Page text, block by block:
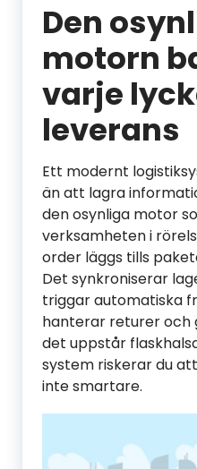
Den
motorn
varje
leverans
Ett modernt
än att lagra
den osynliga motor
verksamheten i
order läggs tills
Det synkroniserar
triggar automatiska
hanterar returer och
det uppstår
system riskerar du
inte smartare.